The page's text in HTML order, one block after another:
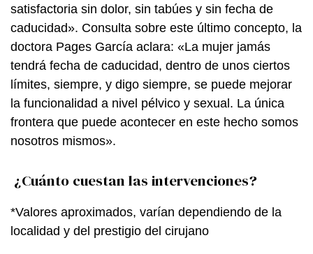
satisfactoria sin dolor, sin tabúes y sin fecha de
caducidad». Consulta sobre este último concepto, la
doctora Pages García aclara: «La mujer jamás
tendrá fecha de caducidad, dentro de unos ciertos
límites, siempre, y digo siempre, se puede mejorar
la funcionalidad a nivel pélvico y sexual. La única
frontera que puede acontecer en este hecho somos
nosotros mismos».
¿Cuánto cuestan las intervenciones?
*Valores aproximados, varían dependiendo de la
localidad y del prestigio del cirujano